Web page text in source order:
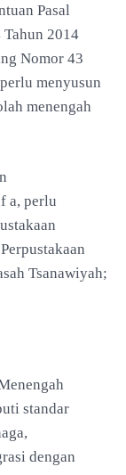
Pasal
Tahun 2014
Nomor 43
menyusun
menengah
a, perlu
Tsanawiyah;
standar
dengan